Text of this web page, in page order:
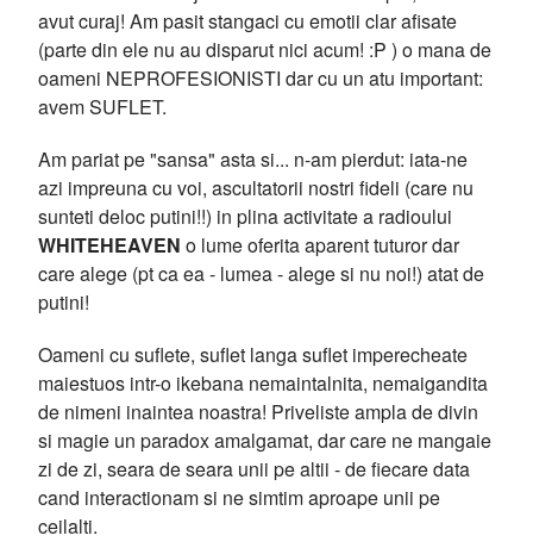
avut curaj! Am pasit stangaci cu emotii clar afisate
(parte din ele nu au disparut nici acum! :P ) o mana de
oameni NEPROFESIONISTI dar cu un atu important:
avem SUFLET.
Am pariat pe "sansa" asta si... n-am pierdut: iata-ne
azi impreuna cu voi, ascultatorii nostri fideli (care nu
sunteti deloc putini!!) in plina activitate a radioului
WHITEHEAVEN o lume oferita aparent tuturor dar
care alege (pt ca ea - lumea - alege si nu noi!) atat de
putini!
Oameni cu suflete, suflet langa suflet imperecheate
maiestuos intr-o ikebana nemaintalnita, nemaigandita
de nimeni inaintea noastra! Priveliste ampla de divin
si magie un paradox amalgamat, dar care ne mangaie
zi de zi, seara de seara unii pe altii - de fiecare data
cand interactionam si ne simtim aproape unii pe
ceilalti.